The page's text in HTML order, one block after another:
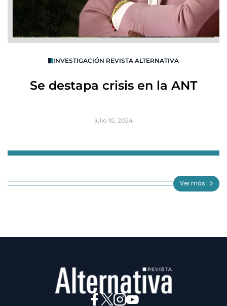
INVESTIGACIÓN REVISTA ALTERNATIVA
Se destapa crisis en la ANT
julio 10, 2024
3
Ver más